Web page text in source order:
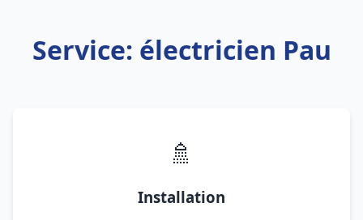
Service: électricien Pau
🚿
Installation